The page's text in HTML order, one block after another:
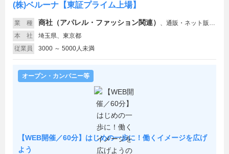
(株)ベルーナ【東証プライム上場】
業 種 商社（アパレル・ファッション関連） 、 通販・ネット販売、商社（食品・農林・水産）、広告、消費者金融
本 社
埼玉県、東京都
従業員
3000 ～ 5000人未満
オープン・カンパニー等
【WEB開催／60分】はじめの一歩に！働くイメージを広げ
よう